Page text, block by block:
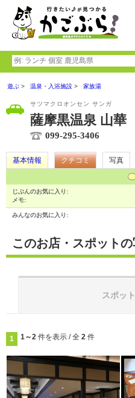
遊ぶ 温泉・入浴施設 家族湯
サツマクロオンセン サンガ
薩摩黒温泉 山華
099-295-3406
基本情報 クチコミ 写真
じぶんのお気に入り:
メモ:
みんなのお気に入り:
このお店・スポット
スポッ
1 1～2 件を表示 / 全 2 件